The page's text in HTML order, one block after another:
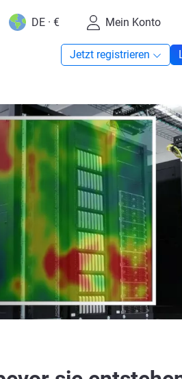
DE · € Mein Konto
Jetzt registrieren